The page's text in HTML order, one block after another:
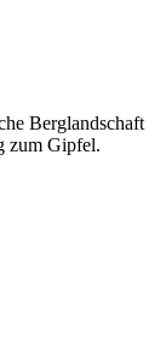
Berglandschaft
zum Gipfel.